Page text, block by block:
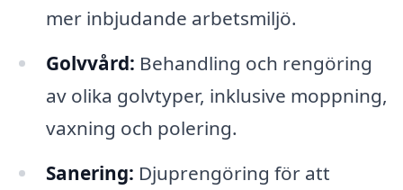
mer inbjudande arbetsmiljö.
Golvvård: Behandling och rengöring
av olika golvtyper, inklusive moppning,
vaxning och polering.
Sanering: Djuprengöring för att